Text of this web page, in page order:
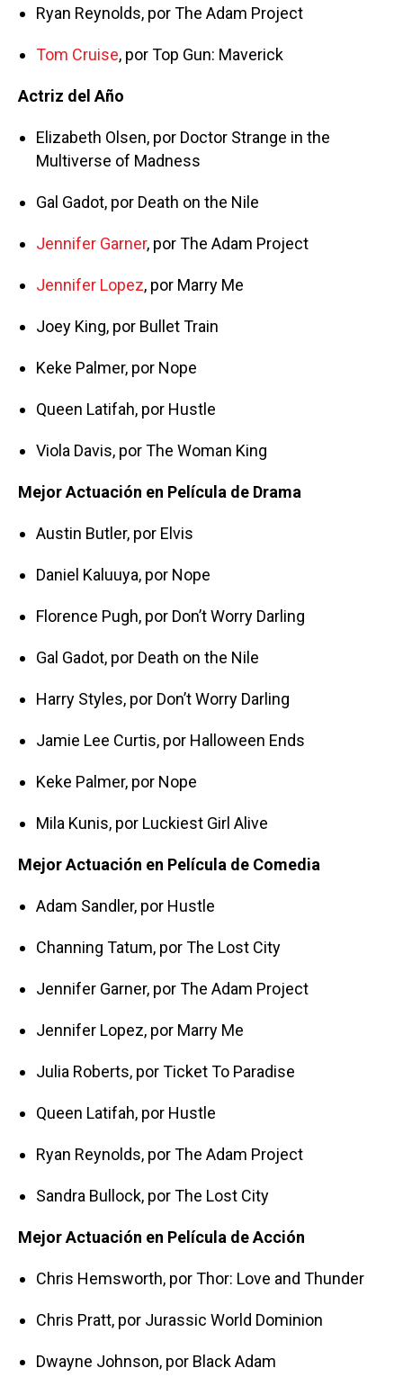
Ryan Reynolds, por The Adam Project
Tom Cruise, por Top Gun: Maverick
Actriz del Año
Elizabeth Olsen, por Doctor Strange in the
Multiverse of Madness
Gal Gadot, por Death on the Nile
Jennifer Garner, por The Adam Project
Jennifer Lopez, por Marry Me
Joey King, por Bullet Train
Keke Palmer, por Nope
Queen Latifah, por Hustle
Viola Davis, por The Woman King
Mejor Actuación en Película de Drama
Austin Butler, por Elvis
Daniel Kaluuya, por Nope
Florence Pugh, por Don’t Worry Darling
Gal Gadot, por Death on the Nile
Harry Styles, por Don’t Worry Darling
Jamie Lee Curtis, por Halloween Ends
Keke Palmer, por Nope
Mila Kunis, por Luckiest Girl Alive
Mejor Actuación en Película de Comedia
Adam Sandler, por Hustle
Channing Tatum, por The Lost City
Jennifer Garner, por The Adam Project
Jennifer Lopez, por Marry Me
Julia Roberts, por Ticket To Paradise
Queen Latifah, por Hustle
Ryan Reynolds, por The Adam Project
Sandra Bullock, por The Lost City
Mejor Actuación en Película de Acción
Chris Hemsworth, por Thor: Love and Thunder
Chris Pratt, por Jurassic World Dominion
Dwayne Johnson, por Black Adam